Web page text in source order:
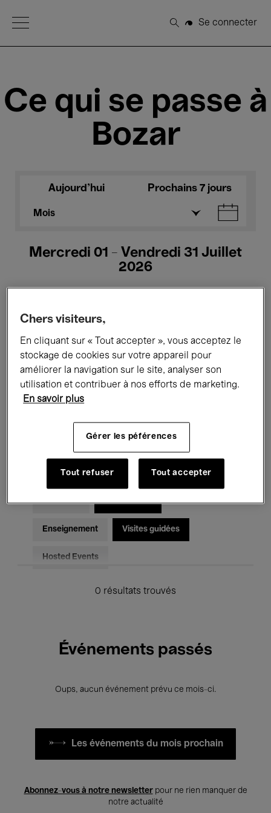
Open Menu
Rechercher
Se connecter
Ce qui se passe à
Bozar
Aujourd'hui Prochains 7 jours
Mois
Mercredi 01 - Vendredi 31 Juillet
2026
Tous les événements Concerts
Expositions Films Performances
Rencontres & Débats
Musique classique Global Music
Musique électronique
Pour tous Kids’ Palace
Enseignement Visites guidées
Hosted Events
0 résultats trouvés
Événements passés
Oups, aucun événement prévu ce mois-ci.
Les événements du mois prochain
Abonnez-vous à notre newsletterpour ne rien manquer de
notre actualité
Chers visiteurs,
En cliquant sur « Tout accepter », vous acceptez le
stockage de cookies sur votre appareil pour
améliorer la navigation sur le site, analyser son
utilisation et contribuer à nos efforts de marketing.
En savoir plus
Gérer les péférences
Tout refuser Tout accepter